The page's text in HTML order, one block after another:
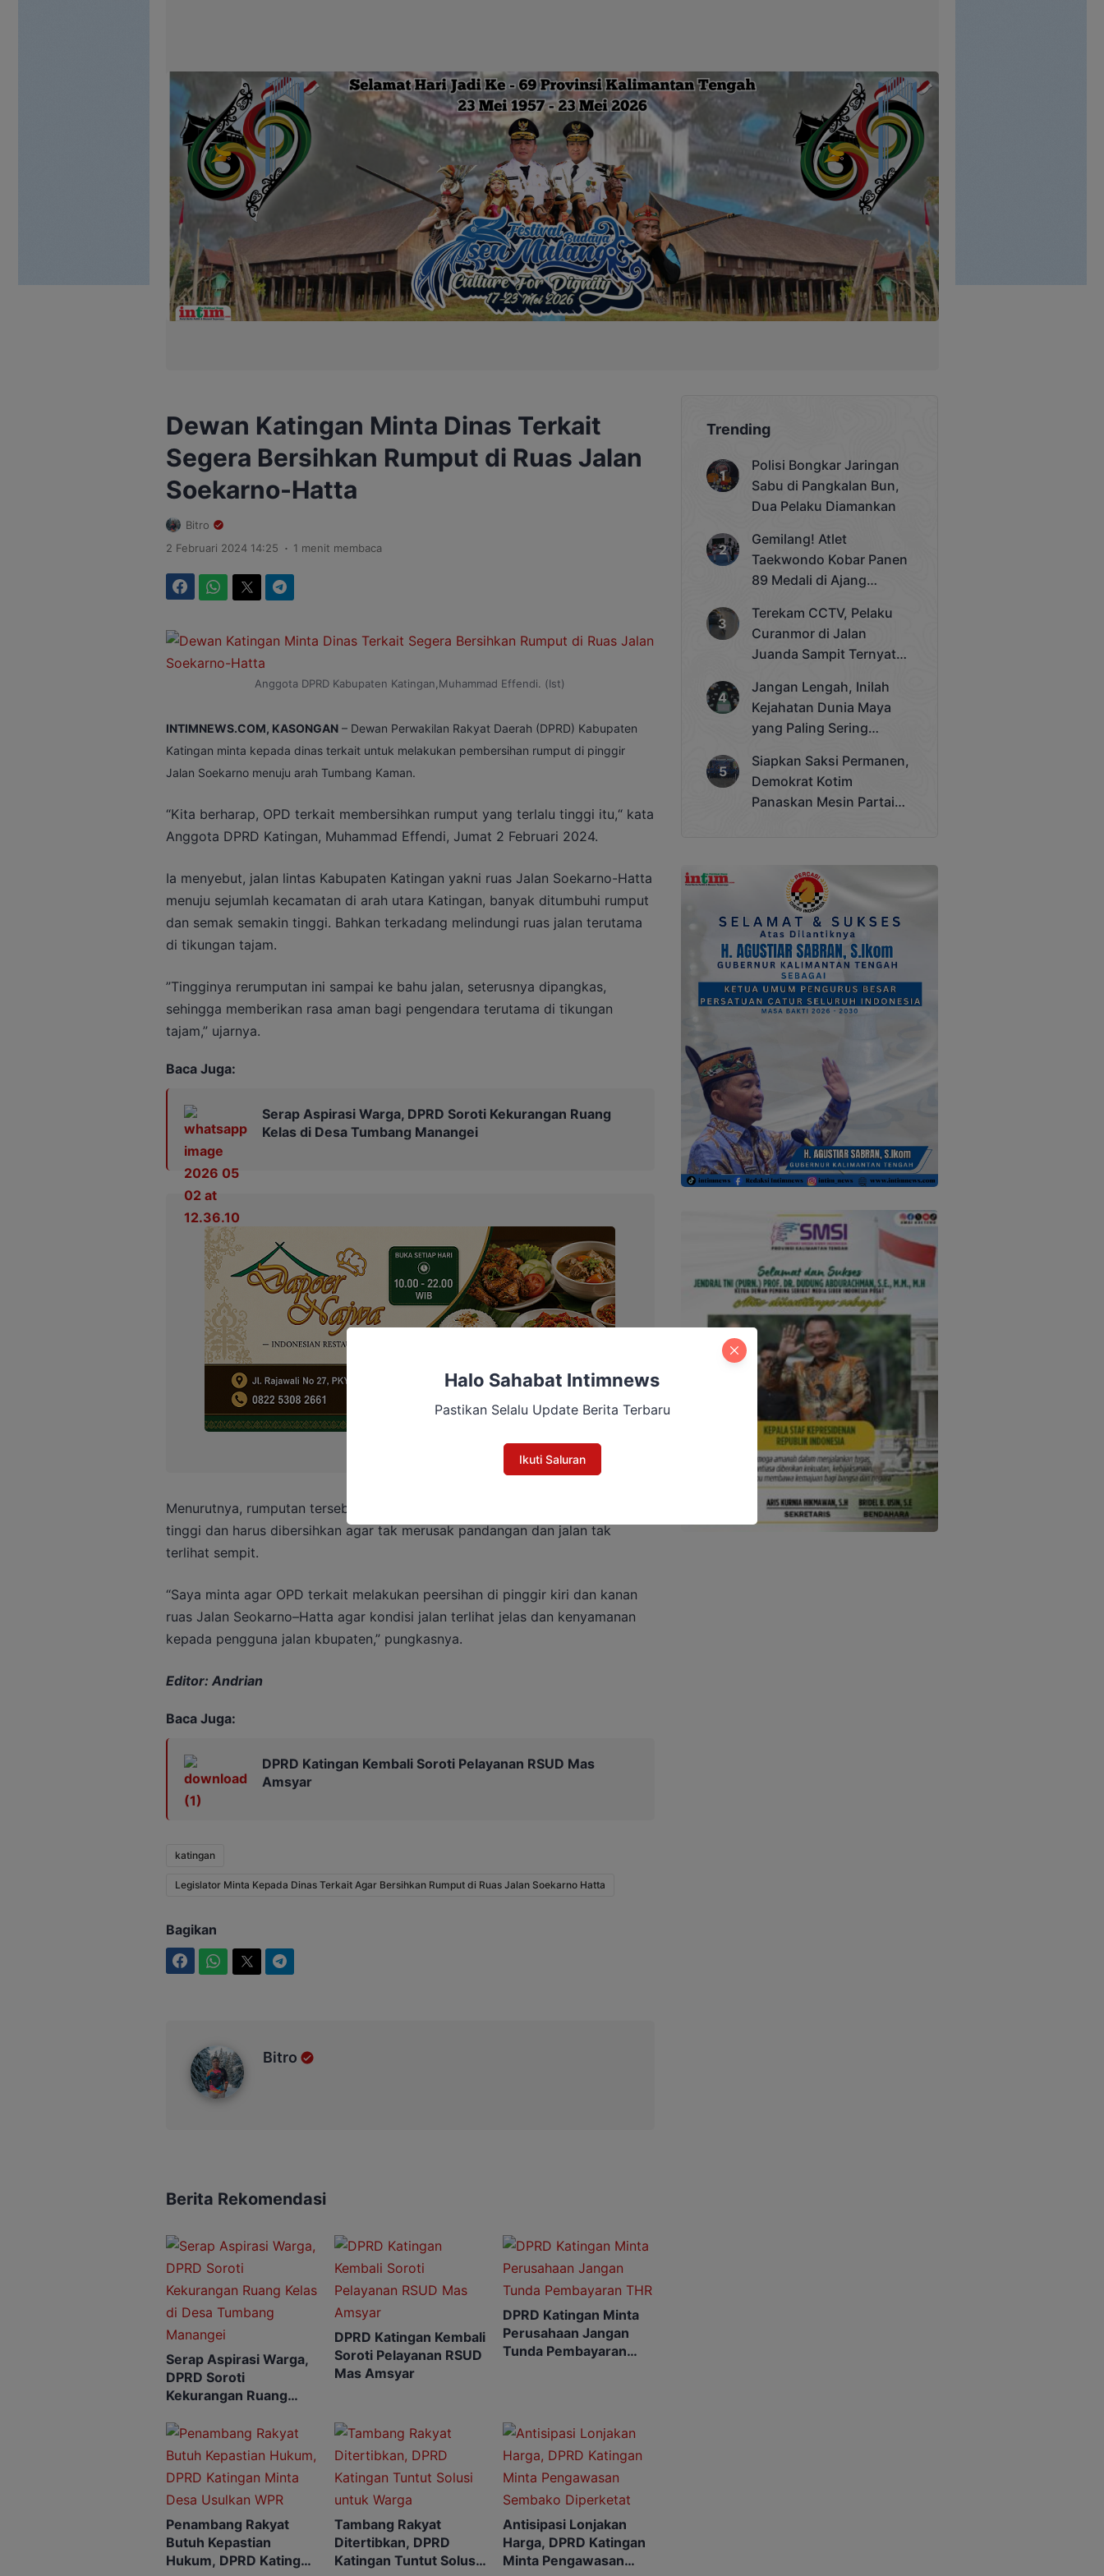
Dewan Katingan Minta Dinas Terkait
Segera Bersihkan Rumput di Ruas Jalan
Soekarno-Hatta
Bitro
2 Februari 2024 14:25 . 1 menit membaca
Anggota DPRD Kabupaten Katingan,Muhammad Effendi. (Ist)
INTIMNEWS.COM, KASONGAN– Dewan Perwakilan Rakyat Daerah (DPRD) Kabupaten
Katingan minta kepada dinas terkait untuk melakukan pembersihan rumput di pinggir
Jalan Soekarno menuju arah Tumbang Kaman.
“Kita berharap, OPD terkait membersihkan rumput yang terlalu tinggi itu,“ kata
Anggota DPRD Katingan, Muhammad Effendi, Jumat 2 Februari 2024.
Ia menyebut, jalan lintas Kabupaten Katingan yakni ruas Jalan Soekarno-Hatta
menuju sejumlah kecamatan di arah utara Katingan, banyak ditumbuhi rumput
dan semak semakin tinggi. Bahkan terkadang melindungi ruas jalan terutama
di tikungan tajam.
”Tingginya rerumputan ini sampai ke bahu jalan, seterusnya dipangkas,
sehingga memberikan rasa aman bagi pengendara terutama di tikungan
tajam,” ujarnya.
Baca Juga:
Serap Aspirasi Warga, DPRD Soroti Kekurangan Ruang
Kelas di Desa Tumbang Manangei
Menurutnya, rumputan tersebut saat menggangu penguna jalan, karena terlalu
tinggi dan harus dibersihkan agar tak merusak pandangan dan jalan tak
terlihat sempit.
“Saya minta agar OPD terkait melakukan peersihan di pinggir kiri dan kanan
ruas Jalan Seokarno–Hatta agar kondisi jalan terlihat jelas dan kenyamanan
kepada pengguna jalan kbupaten,” pungkasnya.
Editor: Andrian
Baca Juga:
DPRD Katingan Kembali Soroti Pelayanan RSUD Mas
Amsyar
katingan
Legislator Minta Kepada Dinas Terkait Agar Bersihkan Rumput di Ruas Jalan Soekarno Hatta
Bagikan
Bitro
Berita Rekomendasi
Serap Aspirasi Warga,
DPRD Soroti
Kekurangan Ruang
Manangei
DPRD Katingan Kembali
Soroti Pelayanan RSUD
Mas Amsyar
DPRD Katingan Minta
Perusahaan Jangan
Tunda Pembayaran
Penambang Rakyat
Butuh Kepastian
Hukum, DPRD Katingan
Tambang Rakyat
Ditertibkan, DPRD
Katingan Tuntut Solusi
Antisipasi Lonjakan
Harga, DPRD Katingan
Minta Pengawasan
Trending
Polisi Bongkar Jaringan
Sabu di Pangkalan Bun,
Dua Pelaku Diamankan
Gemilang! Atlet
Taekwondo Kobar Panen
89 Medali di Ajang
Cup 2025
Terekam CCTV, Pelaku
Curanmor di Jalan
Juanda Sampit Ternyata
Jangan Lengah, Inilah
Kejahatan Dunia Maya
yang Paling Sering
Siapkan Saksi Permanen,
Demokrat Kotim
Panaskan Mesin Partai
Halo Sahabat Intimnews
Pastikan Selalu Update Berita Terbaru
Ikuti Saluran